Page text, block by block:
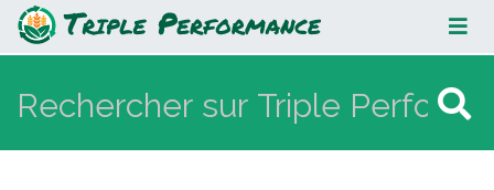
Marc-André Sélosse - La
Mycorhization - Les Mycorhizes -
1/10